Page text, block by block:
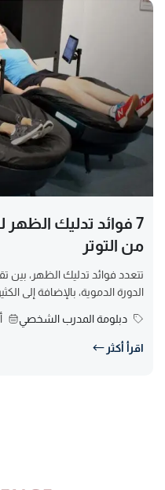
7 فوائد تدليك
من التوتر
تتعدد فوائد تدليك الظهر، بين
الدورة الدموية، بالإضافة إلى
دبلومة المدرب الشخصي
اقرأ أكثر